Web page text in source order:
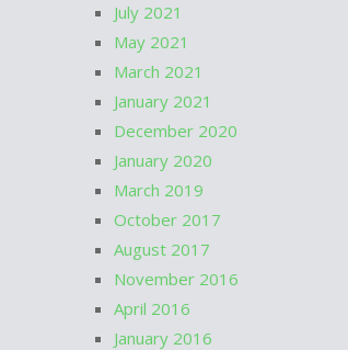
July 2021
May 2021
March 2021
January 2021
December 2020
January 2020
March 2019
October 2017
August 2017
November 2016
April 2016
January 2016